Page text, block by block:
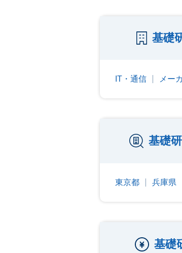
基礎
IT・通信 メー
基礎
東京都 兵庫県
基礎